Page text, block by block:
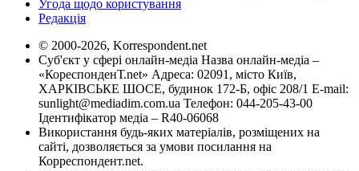
Угода щодо користування
Редакція
© 2000-2026, Korrespondent.net
Суб'єкт у сфері онлайн-медіа Назва онлайн-медіа –
«КореспонденТ.net» Адреса: 02091, місто Київ,
ХАРКІВСЬКЕ ШОСЕ, будинок 172-Б, офіс 208/1 E-mail:
sunlight@mediadim.com.ua Телефон: 044-205-43-00
Ідентифікатор медіа – R40-06068
Використання будь-яких матеріалів, розміщених на
сайті, дозволяється за умови посилання на
Корреспондент.net.